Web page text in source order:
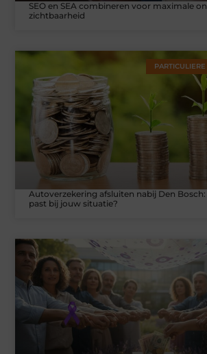
SEO en SEA combineren voor maximale
zichtbaarheid
Autoverzekering afsluiten nabij Den
past bij jouw situatie?